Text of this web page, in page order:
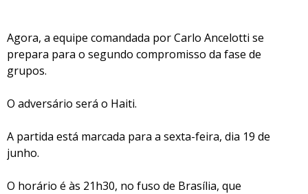
Agora, a equipe comandada por Carlo Ancelotti se
prepara para o segundo compromisso da fase de
grupos.
O adversário será o Haiti.
A partida está marcada para a sexta-feira, dia 19 de
junho.
O horário é às 21h30, no fuso de Brasília, que